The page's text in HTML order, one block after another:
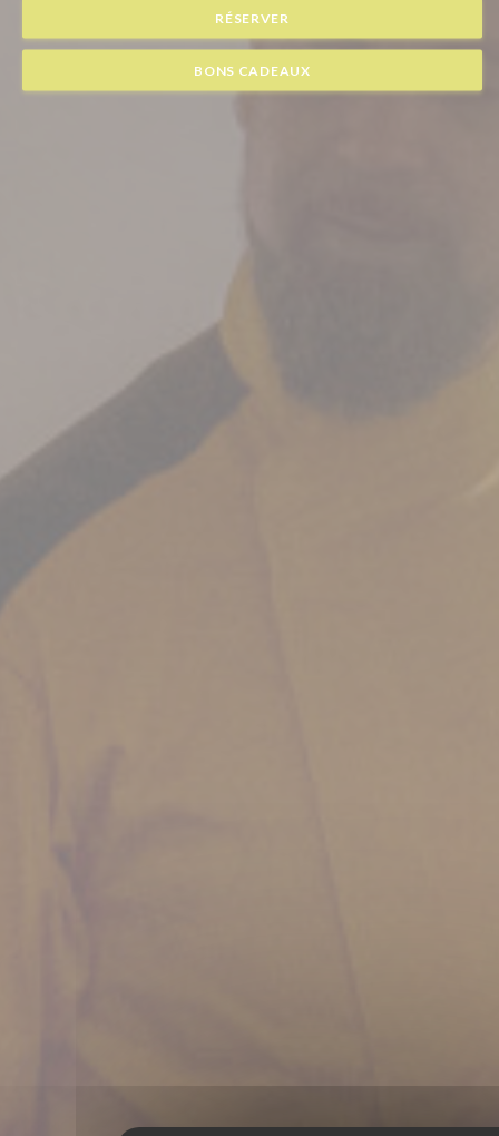
RÉSERVER
BONS CADEAUX